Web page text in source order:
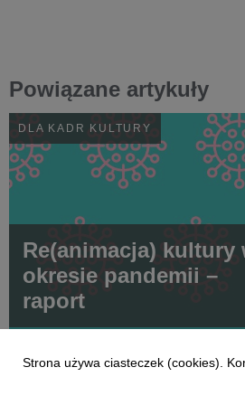
Powiązane artykuły
DLA KADR KULTURY
Re(animacja) kultury
okresie pandemii –
raport
Strona używa ciasteczek (cookies).